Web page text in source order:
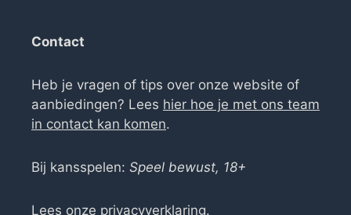
Contact
Heb je vragen of tips over onze website of
aanbiedingen? Lees hier hoe je met ons team
in contact kan komen.
Bij kansspelen: Speel bewust, 18+
Lees onze privacyverklaring.